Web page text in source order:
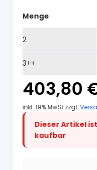
Menge
2
3++
403,80
inkl. 19% MwSt zzgl.
Dieser Artikel
kaufbar